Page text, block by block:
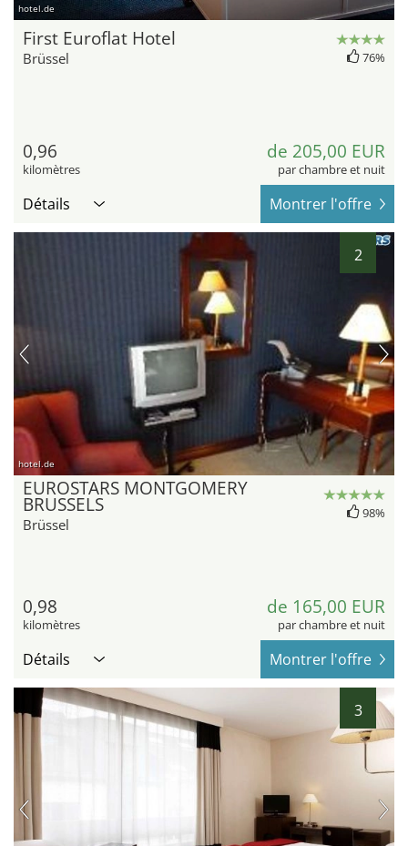
hotel.de
First Euroflat Hotel
Brüssel 76%
0,96
kilomètres
de 205,00 EUR
par chambre et nuit
Détails Montrer l'offre
2
hotel.de
EUROSTARS MONTGOMERY
BRUSSELS
Brüssel
98%
0,98
kilomètres
de 165,00 EUR
par chambre et nuit
Détails Montrer l'offre
3